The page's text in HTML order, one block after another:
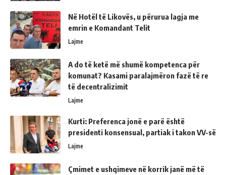
Në Hotël të Likovës, u përurua lagja me
emrin e Komandant Telit
Lajme
A do të ketë më shumë kompetenca për
komunat? Kasami paralajmëron fazë të re
të decentralizimit
Lajme
Kurti: Preferenca jonë e parë është
presidenti konsensual, partiak i takon VV-së
Lajme
Çmimet e ushqimeve në korrik janë më të